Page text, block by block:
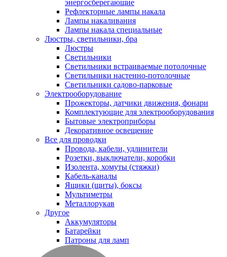
энергосберегающие
Рефлекторные лампы накала
Лампы накаливания
Лампы накала специальные
Люстры, светильники, бра
Люстры
Светильники
Светильники встраиваемые потолочные
Светильники настенно-потолочные
Светильники садово-парковые
Электрооборудование
Прожекторы, датчики движения, фонари
Комплектующие для электрооборудования
Бытовые электроприборы
Декоративное освещение
Все для проводки
Провода, кабели, удлинители
Розетки, выключатели, коробки
Изолента, хомуты (стяжки)
Кабель-каналы
Ящики (щиты), боксы
Мультиметры
Металлорукав
Другое
Аккумуляторы
Батарейки
Патроны для ламп